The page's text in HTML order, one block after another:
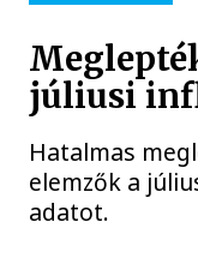
júliusi
Hatalmas
elemzők a
adatot.